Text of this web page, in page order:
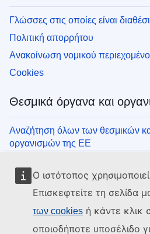
Ο ιστότοπος
Επισκεφτείτε τη σελίδα
των cookies ή κάντε κλικ
οποιοδήποτε υποσέλιδο
Γλώσσες στις οποίες είναι
Πολιτική απορρήτου
Ανακοίνωση νομικού
Cookies
Θεσμικά όργανα και
Αναζήτηση όλων των θεσμικών
οργανισμών της ΕΕ